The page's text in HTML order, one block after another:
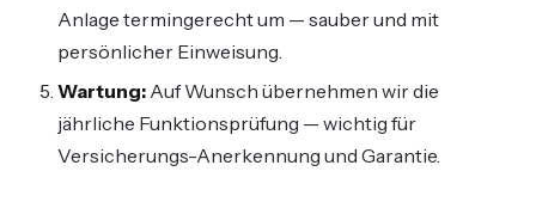
Anlage termingerecht um — sauber und mit
persönlicher Einweisung.
Wartung: Auf Wunsch übernehmen wir die
jährliche Funktionsprüfung — wichtig für
Versicherungs-Anerkennung und Garantie.